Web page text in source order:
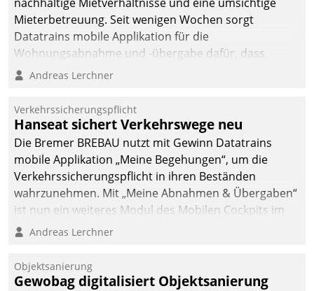
Mieterbetreuung. Seit wenigen Wochen sorgt
Datatrains mobile Applikation für die
Wohnungsabnahme und -übergabe dafür, dass
Mieter wohlgeordnet kommen und, so es sein muss,
Andreas Lerchner
Verkehrssicherungspflicht
Hanseat sichert Verkehrswege neu
Die Bremer BREBAU nutzt mit Gewinn Datatrains
mobile Applikation „Meine Begehungen“, um die
Verkehrssicherungspflicht in ihren Beständen
wahrzunehmen. Mit „Meine Abnahmen & Übergaben“
ist nun ein weiteres Modul des Mobilen Cockpits im
Einsatz.
Andreas Lerchner
Objektsanierung
Gewobag digitalisiert Objektsanierung